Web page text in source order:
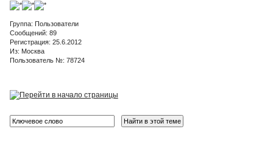
Группа: Пользователи
Сообщений: 89
Регистрация: 25.6.2012
Из: Москва
Пользователь №: 78724